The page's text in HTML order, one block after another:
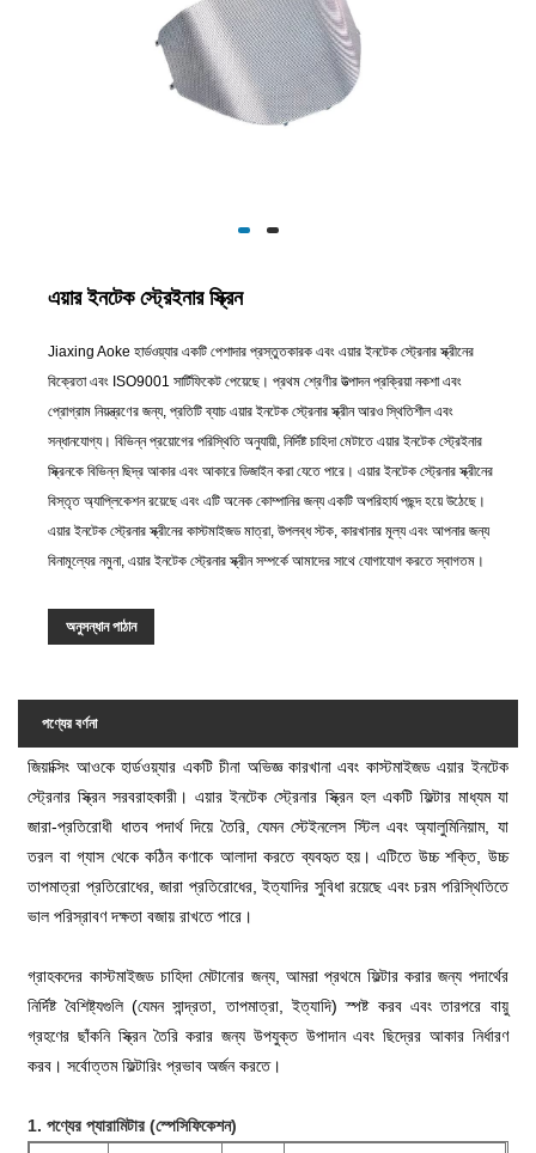
এয়ার ইনটেক স্ট্রেইনার স্ক্রিন
Jiaxing Aoke হার্ডওয়্যার একটি পেশাদার প্রস্তুতকারক এবং এয়ার ইনটেক স্ট্রেনার স্ক্রীনের
বিক্রেতা এবং ISO9001 সার্টিফিকেট পেয়েছে। প্রথম শ্রেণীর উত্পাদন প্রক্রিয়া নকশা এবং
প্রোগ্রাম নিয়ন্ত্রণের জন্য, প্রতিটি ব্যাচ এয়ার ইনটেক স্ট্রেনার স্ক্রীন আরও স্থিতিশীল এবং
সন্ধানযোগ্য। বিভিন্ন প্রয়োগের পরিস্থিতি অনুযায়ী, নির্দিষ্ট চাহিদা মেটাতে এয়ার ইনটেক স্ট্রেইনার
স্ক্রিনকে বিভিন্ন ছিদ্র আকার এবং আকারে ডিজাইন করা যেতে পারে। এয়ার ইনটেক স্ট্রেনার স্ক্রীনের
বিস্তৃত অ্যাপ্লিকেশন রয়েছে এবং এটি অনেক কোম্পানির জন্য একটি অপরিহার্য পছন্দ হয়ে উঠেছে।
এয়ার ইনটেক স্ট্রেনার স্ক্রীনের কাস্টমাইজড মাত্রা, উপলব্ধ স্টক, কারখানার মূল্য এবং আপনার জন্য
বিনামূল্যের নমুনা, এয়ার ইনটেক স্ট্রেনার স্ক্রীন সম্পর্কে আমাদের সাথে যোগাযোগ করতে স্বাগতম।
অনুসন্ধান পাঠান
পণ্যের বর্ণনা
জিয়াক্সিং আওকে হার্ডওয়্যার একটি চীনা অভিজ্ঞ কারখানা এবং কাস্টমাইজড এয়ার ইনটেক
স্ট্রেনার স্ক্রিন সরবরাহকারী। এয়ার ইনটেক স্ট্রেনার স্ক্রিন হল একটি ফিল্টার মাধ্যম যা
জারা-প্রতিরোধী ধাতব পদার্থ দিয়ে তৈরি, যেমন স্টেইনলেস স্টিল এবং অ্যালুমিনিয়াম, যা
তরল বা গ্যাস থেকে কঠিন কণাকে আলাদা করতে ব্যবহৃত হয়। এটিতে উচ্চ শক্তি, উচ্চ
তাপমাত্রা প্রতিরোধের, জারা প্রতিরোধের, ইত্যাদির সুবিধা রয়েছে এবং চরম পরিস্থিতিতে
ভাল পরিস্রাবণ দক্ষতা বজায় রাখতে পারে।
গ্রাহকদের কাস্টমাইজড চাহিদা মেটানোর জন্য, আমরা প্রথমে ফিল্টার করার জন্য পদার্থের
নির্দিষ্ট বৈশিষ্ট্যগুলি (যেমন সান্দ্রতা, তাপমাত্রা, ইত্যাদি) স্পষ্ট করব এবং তারপরে বায়ু
গ্রহণের ছাঁকনি স্ক্রিন তৈরি করার জন্য উপযুক্ত উপাদান এবং ছিদ্রের আকার নির্ধারণ
করব। সর্বোত্তম ফিল্টারিং প্রভাব অর্জন করতে।
1. পণ্যের প্যারামিটার (স্পেসিফিকেশন)